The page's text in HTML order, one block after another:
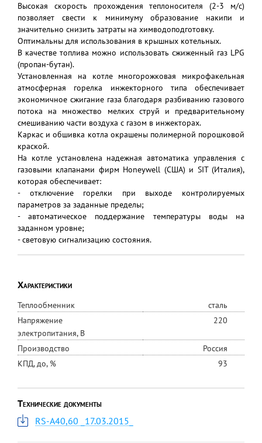
Высокая скорость прохождения теплоносителя (2-3 м/с)
позволяет свести к минимуму образование накипи и
значительно снизить затраты на химводоподготовку.
Оптимальны для использования в крышных котельных.
В качестве топлива можно использовать сжиженный газ LPG
(пропан-бутан).
Установленная на котле многорожковая микрофакельная
атмосферная горелка инжекторного типа обеспечивает
экономичное сжигание газа благодаря разбиванию газового
потока на множество мелких струй и предварительному
смешиванию части воздуха с газом в инжекторах.
Каркас и обшивка котла окрашены полимерной порошковой
краской.
На котле установлена надежная автоматика управления с
газовыми клапанами фирм Honeywell (США) и SIT (Италия),
которая обеспечивает:
- отключение горелки при выходе контролируемых
параметров за заданные пределы;
- автоматическое поддержание температуры воды на
заданном уровне;
- световую сигнализацию состояния.
Характеристики
Теплообменник
сталь
Напряжение
электропитания, В
220
Производство
Россия
КПД, до, %
93
Технические документы
RS-A40,60 _17.03.2015_